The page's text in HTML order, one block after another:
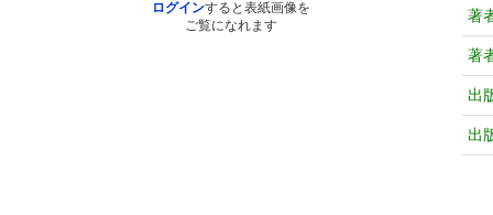
ログインすると表紙画像を
ご覧になれます
著
著
出
出